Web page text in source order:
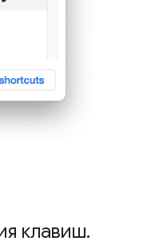
клавиш.